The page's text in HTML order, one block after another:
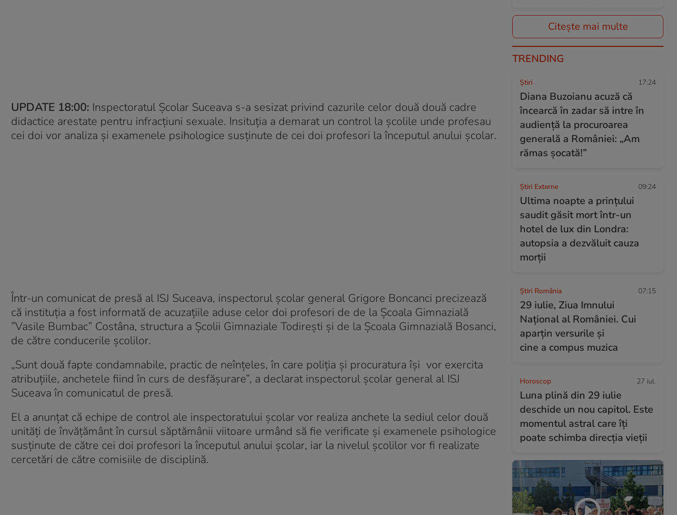
UPDATE 18:00: Inspectoratul Școlar Suceava s-a sesizat privind cazurile celor două două cadre
didactice arestate pentru infracțiuni sexuale. Insituția a demarat un control la școlile unde profesau
cei doi vor analiza și examenele psihologice susținute de cei doi profesori la începutul anului școlar.
Într-un comunicat de presă al ISJ Suceava, inspectorul școlar general Grigore Boncanci precizează
că instituția a fost informată de acuzațiile aduse celor doi profesori de de la Școala Gimnazială
”Vasile Bumbac” Costâna, structura a Școlii Gimnaziale Todirești și de la Școala Gimnazială Bosanci,
de către conducerile școlilor.
„Sunt două fapte condamnabile, practic de neînțeles, în care poliția și procuratura își vor exercita
atribuțiile, anchetele fiind în curs de desfășurare”, a declarat inspectorul școlar general al ISJ
Suceava în comunicatul de presă.
El a anunțat că echipe de control ale inspectoratului școlar vor realiza anchete la sediul celor două
unități de învățământ în cursul săptămânii viitoare urmând să fie verificate și examenele psihologice
susținute de către cei doi profesori la începutul anului școlar, iar la nivelul școlilor vor fi realizate
cercetări de către comisiile de disciplină.
Citește mai multe
TRENDING
Ştiri 17:24
Diana Buzoianu acuză că
încearcă în zadar să intre în
audiență la procuroarea
generală a României: „Am
rămas șocată!”
Știri Externe 09:24
Ultima noapte a prințului
saudit găsit mort într-un
hotel de lux din Londra:
autopsia a dezvăluit cauza
morții
Știri România 07:15
29 iulie, Ziua Imnului
Național al României. Cui
aparțin versurile și
cine a compus muzica
Horoscop 27 iul.
Luna plină din 29 iulie
deschide un nou capitol. Este
momentul astral care îți
poate schimba direcția vieții